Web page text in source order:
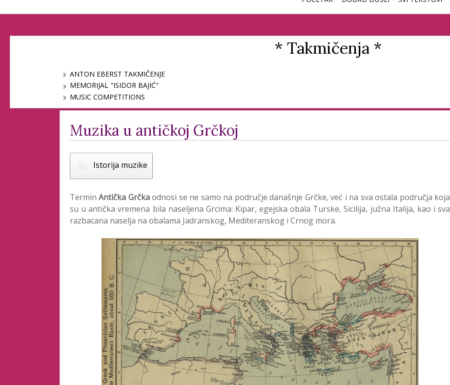
* Takmičenja *
ANTON EBERST TAKMIČENJE
MEMORIJAL "ISIDOR BAJIĆ"
MUSIC COMPETITIONS
Muzika u antičkoj Grčkoj
Istorija muzike
TerminAntička Grčkaodnosi se ne samo na područje današnje Grčke, već i na sva ostala područja koja
su u antička vremena bila naseljena Grcima: Kipar, egejska obala Turske, Sicilija, južna Italija, kao i sva
razbacana naselja na obalama Jadranskog, Mediteranskog i Crnog mora.
Alteracij